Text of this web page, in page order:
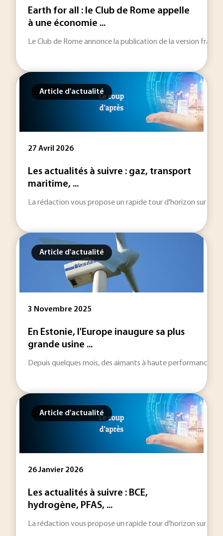
Earth for all : le Club de Rome appelle
à une économie ...
Le Club de Rome annonce la publication de la version
Article d'actualité
27 Avril 2026
Les actualités à suivre : gaz, transport
maritime, ...
La rédaction vous propose un rapide tour d'horizon sur les
Article d'actualité
3 Novembre 2025
En Estonie, l'Europe inaugure sa plus
grande usine ...
Depuis quelques mois, des aimants à haute performance à
Article d'actualité
26 Janvier 2026
Les actualités à suivre : BCE,
hydrogène, PFAS, ...
La rédaction vous propose un rapide tour d'horizon sur les